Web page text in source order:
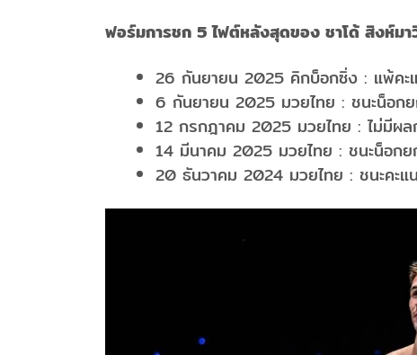
ฟอร์มการชก 5 ไฟต์หลังสุดของ ชาโด้ สิงห์มา
26 กันยายน 2025 คิกบ็อกซิ่ง : แพ้คะ
6 กันยายน 2025 มวยไทย : ชนะน็อก
12 กรกฎาคม 2025 มวยไทย : ไม่มีผล
14 มีนาคม 2025 มวยไทย : ชนะน็อก
20 ธันวาคม 2024 มวยไทย : ชนะคะ